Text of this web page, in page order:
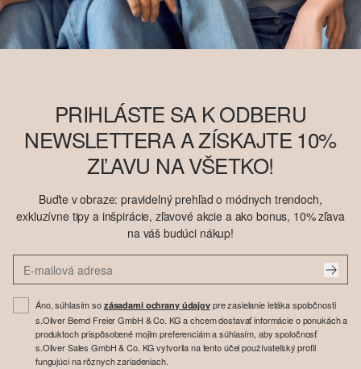
PRIHLÁSTE SA K ODBERU
NEWSLETTERA A ZÍSKAJTE 10%
ZĽAVU NA VŠETKO!
Buďte v obraze: pravidelný prehľad o módnych trendoch,
exkluzívne tipy a inšpirácie, zľavové akcie a ako bonus, 10% zľava
na váš budúci nákup!
Áno, súhlasím so zásadami ochrany údajovpre zasielanie letáka spoločnosti
s.Oliver Bernd Freier GmbH & Co. KG a chcem dostavať informácie o ponukách a
produktoch prispôsobené mojim preferenciám a súhlasím, aby spoločnosť
s.Oliver Sales GmbH & Co. KG vytvorila na tento účel používateľský profil
fungujúci na rôznych zariadeniach.